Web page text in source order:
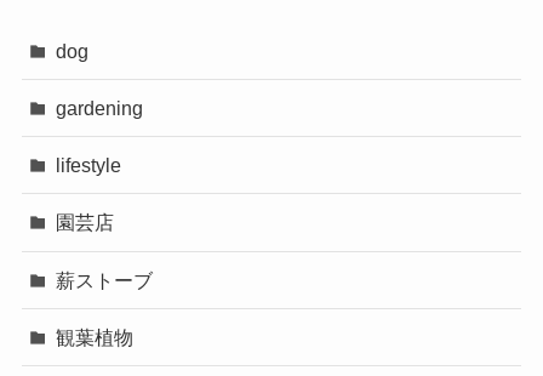
dog
gardening
lifestyle
園芸店
薪ストーブ
観葉植物